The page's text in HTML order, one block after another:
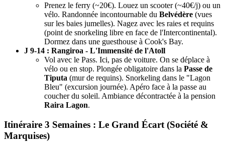
Prenez le ferry (~20€). Louez un scooter (~40€/j) ou un
vélo. Randonnée incontournable du Belvédère (vues
sur les baies jumelles). Nagez avec les raies et requins
(point de snorkeling libre en face de l'Intercontinental).
Dormez dans une guesthouse à Cook's Bay.
J 9-14 : Rangiroa - L'Immensité de l'Atoll
Vol avec le Pass. Ici, pas de voiture. On se déplace à
vélo ou en stop. Plongée obligatoire dans la Passe de
Tiputa (mur de requins). Snorkeling dans le "Lagon
Bleu" (excursion journée). Apéro face à la passe au
coucher du soleil. Ambiance décontractée à la pension
Raira Lagon.
Itinéraire 3 Semaines : Le Grand Écart (Société &
Marquises)